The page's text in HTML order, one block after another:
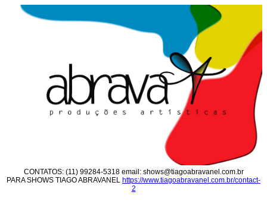
CONTATOS: (11) 99284-5318 email: shows@tiagoabravanel.com.br
PARA SHOWS TIAGO ABRAVANEL https://www.tiagoabravanel.com.br/contact-
2